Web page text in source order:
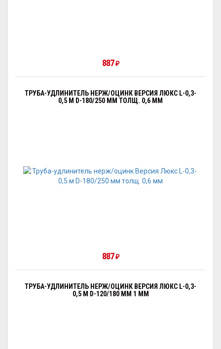
887 ₽
ТРУБА-УДЛИНИТЕЛЬ НЕРЖ/ОЦИНК ВЕРСИЯ ЛЮКС L-0,3-
0,5 М D-180/250 ММ ТОЛЩ. 0,6 ММ
887 ₽
ТРУБА-УДЛИНИТЕЛЬ НЕРЖ/ОЦИНК ВЕРСИЯ ЛЮКС L-0,3-
0,5 М D-120/180 ММ 1 ММ